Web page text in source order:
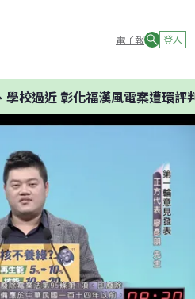
電子報 登入
近 彰化福漢風電案遭環評判否